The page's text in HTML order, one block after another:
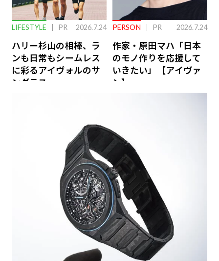
LIFESTYLE PR 2026.7.24
ハリー杉山の相棒、ラ
ンも日常もシームレス
に彩るアイヴォルのサ
ングラス
PERSON PR 2026.7.24
作家・原田マハ「日本
のモノ作りを応援して
いきたい」【アイヴァ
ン】